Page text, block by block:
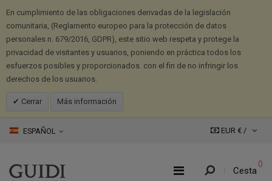
En cumplimiento de las obligaciones derivadas de la legislación
comunitaria, (Reglamento europeo para la protección de datos
personales n. 679/2016, GDPR), este sitio web respeta y protege la
privacidad de visitantes y usuarios, poniendo en práctica todos los
esfuerzos posibles y proporcionados. con el fin de no infringir los
derechos de los usuarios.
Cerrar Más información
ESPAÑOL EUR € /
Cesta
0